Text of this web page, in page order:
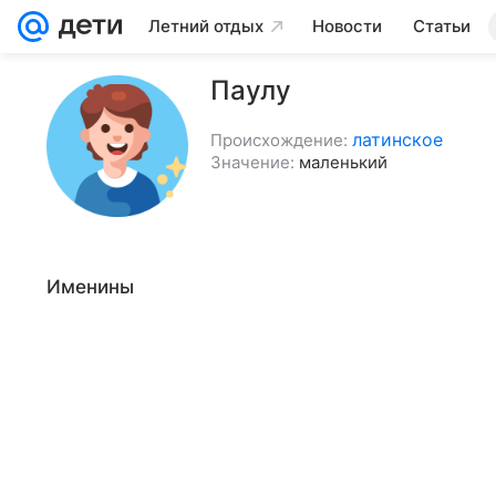
Летний отдых Новости Статьи
Паулу
Происхождение: латинское
Значение: маленький
Именины